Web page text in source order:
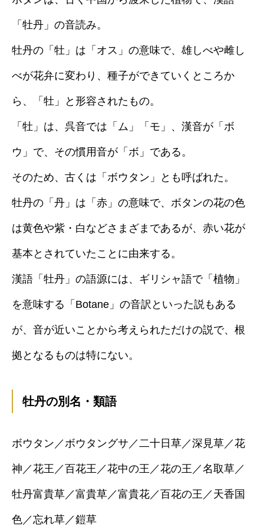
「牡丹」の音読み。
牡丹の「牡」は「オス」の意味で、雄しべや雌し
べが花弁に変わり、種子ができていくところか
ら、「牡」と形容されたもの。
「牡」は、呉音では「ム」「モ」、漢音が「ボ
ウ」で、その慣用音が「ボ」である。
そのため、古くは「ボウタン」とも呼ばれた。
牡丹の「丹」は「赤」の意味で、ボタンの花の色
は黄色や紫・白などさまざまであるが、赤い花が
基本とされていたことに由来する。
漢語「牡丹」の語源には、ギリシャ語で「植物」
を意味する「Botane」の音訳といった説もある
が、音が近いことから考えられただけの説で、根
拠となるものは特にない。
牡丹の別名・類語
ボウタン／ボウタングサ／二十日草／深見草／花
神／花王／百花王／花中の王／花の王／名取草／
牡丹富貴草／富貴草／富貴花／百花の王／天香国
色／忘れ草／鎧草